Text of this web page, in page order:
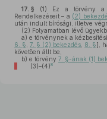
17. § (1) Ez a törvény a
Rendelkezéseit – a (2)
után indult bírósági, illetve
(2) Folyamatban lévő
a) e törvénynek a
6. § 7. § (2) bekezdés 8. §],
követően állt be,
b) e törvény 7. §-ának (1)
(3)–(4)8